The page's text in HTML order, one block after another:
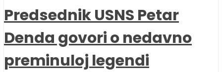
Predsednik USNS Petar
Denda govori o nedavno
preminuloj legendi